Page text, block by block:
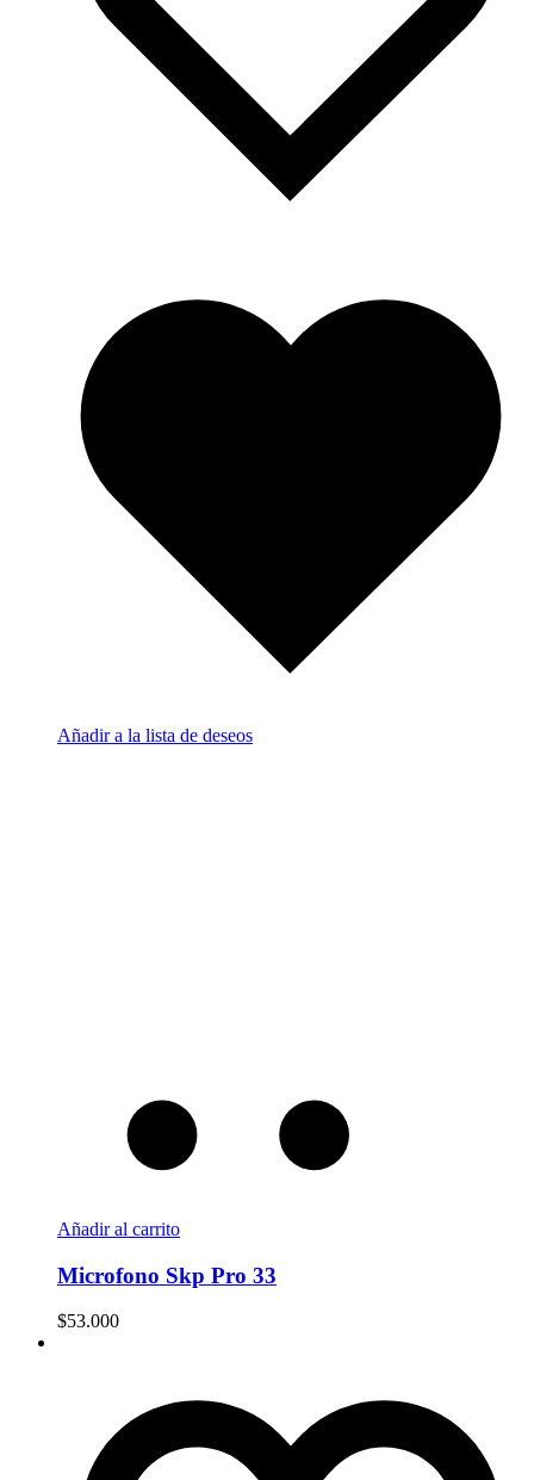
Añadir a la lista de deseos
Añadir al carrito
Microfono Skp Pro 33
$53.000